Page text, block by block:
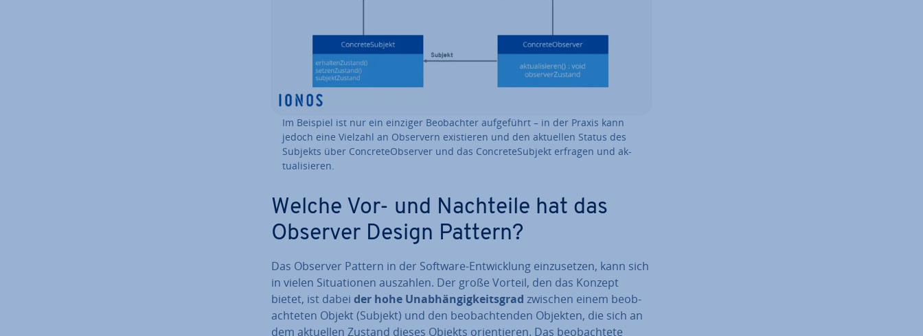
Im Beispiel ist nur ein einziger Be­ob­ach­ter auf­ge­führt – in der Praxis kann
jedoch eine Vielzahl an Observern exis­tie­ren und den aktuellen Status des
Subjekts über Con­cre­te­Ob­ser­ver und das Con­cre­te­Sub­jekt erfragen und ak­
tua­li­sie­ren.
Welche Vor- und Nachteile hat das
Observer Design Pattern?
Das Observer Pattern in der Software-Ent­wick­lung ein­zu­set­zen, kann sich
in vielen Si­tua­tio­nen auszahlen. Der große Vorteil, den das Konzept
bietet, ist dabei der hohe Un­ab­hän­gig­keits­grad zwischen einem be­ob­
ach­te­ten Objekt (Subjekt) und den be­ob­ach­ten­den Objekten, die sich an
dem aktuellen Zustand dieses Objekts ori­en­tie­ren. Das be­ob­ach­te­te